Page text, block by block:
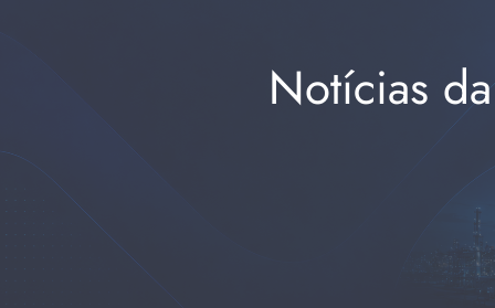
Notícias